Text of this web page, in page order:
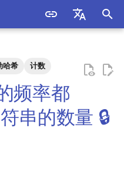
哈希 计数
频率都
串的数量 🔒